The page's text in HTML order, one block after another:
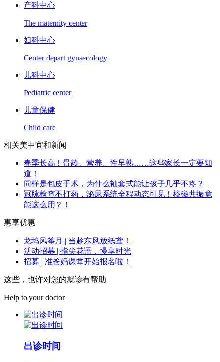
产科中心
The maternity center
妇科中心
Center depart gynaecology
儿科中心
Pediatric center
儿童保健
Child care
相关美中宜和新闻
春季长高！骨龄、营养、性早熟……这些家长一定要知
道！
同样是包皮手术，为什么袖套式能让孩子几乎不疼？
冠脉检查不打药，泌尿系统全程动态可见！核磁共振竟
能这么用？！
惠享优惠
龙坞风筝月 | 当趁东风放纸鸢！
活动招募 | 指尖花语，慢享时光
招募 | 准爸妈课堂开始报名啦！
这些，也许对您的就诊有帮助
Help to your doctor
出诊时间